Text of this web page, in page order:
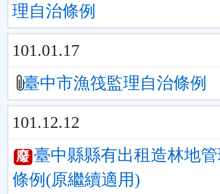
理自治條例
101.01.17
臺中市漁筏監理自治條例
101.12.12
廢 臺中縣縣有出租造林地
條例(原繼續適用)